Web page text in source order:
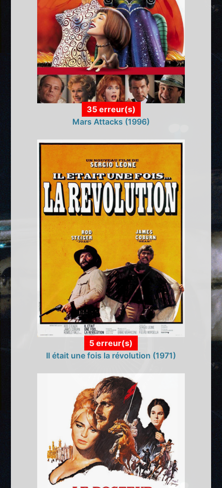
35 erreur(s)
Mars Attacks (1996)
5 erreur(s)
Il était une fois la révolution (1971)